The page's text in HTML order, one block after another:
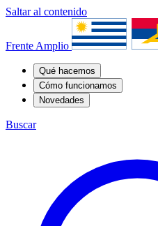
Saltar al contenido
Frente Amplio
Qué hacemos
Cómo funcionamos
Novedades
Buscar